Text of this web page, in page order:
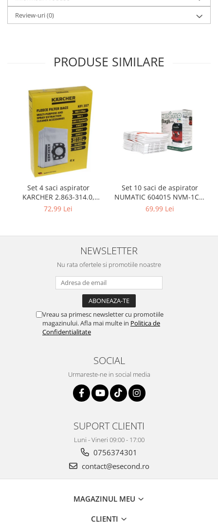
Consumabile sanitare
Cosmetice si produse ingrijire
Igiena si ingrijire
Jucarii si Jocuri
Maternitate
Petshop
Accesorii animale de companie
Acvaristica
Castroane si adapatori animale
Igiena animale de companie
Mobila si transport animale de
PC, Periferice & Software
Desktop PC & Monitoare
Imprimante, Scanere &
Retelistica & Supraveghere
Servere, Componente & UPS
Telecomenzi garaj
Aparate Foto & Accesorii
Review-uri(0)
PRODUSE SIMILARE
Set 4 saci aspirator
KARCHER 2.863-314.0,
compatibil cu WD, KWD, SE
72,99 Lei
Set 10 saci de aspirator
NUMATIC 604015 NVM-1CH,
9L
69,99 Lei
NEWSLETTER
Nu rata ofertele si promotiile noastre
Vreau sa primesc newsletter cu promotiile
magazinului. Afla mai multe in Politica de
Confidentialitate
SOCIAL
Urmareste-ne in social media
SUPORT CLIENTI
Luni - Vineri 09:00 - 17:00
0756374301
contact@esecond.ro
MAGAZINUL MEU
CLIENTI